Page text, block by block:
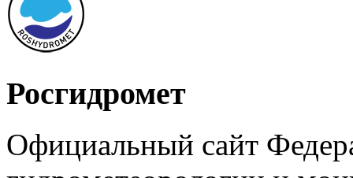
Росгидромет
Официальный сайт